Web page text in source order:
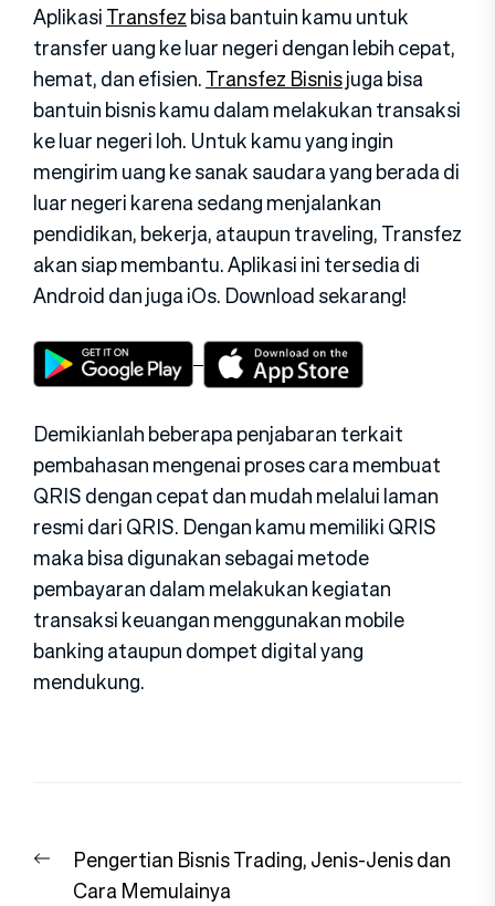
AplikasiTransfezbisa bantuin kamu untuk
transfer uang ke luar negeri dengan lebih cepat,
hemat, dan efisien.Transfez Bisnisjuga bisa
bantuin bisnis kamu dalam melakukan transaksi
ke luar negeri loh. Untuk kamu yang ingin
mengirim uang ke sanak saudara yang berada di
luar negeri karena sedang menjalankan
pendidikan, bekerja, ataupun traveling, Transfez
akan siap membantu. Aplikasi ini tersedia di
Android dan juga iOs. Download sekarang!
Demikianlah beberapa penjabaran terkait
pembahasan mengenai proses cara membuat
QRIS dengan cepat dan mudah melalui laman
resmi dari QRIS. Dengan kamu memiliki QRIS
maka bisa digunakan sebagai metode
pembayaran dalam melakukan kegiatan
transaksi keuangan menggunakan mobile
banking ataupun dompet digital yang
mendukung.
pos
Previous
post:
Pengertian Bisnis Trading, Jenis-Jenis dan
Cara Memulainya